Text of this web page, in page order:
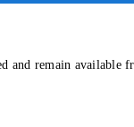
and remain available